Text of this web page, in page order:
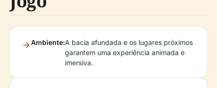
Ambiente:A bacia afundada e os lugares próximos
garantem uma experiência animada e
imersiva.